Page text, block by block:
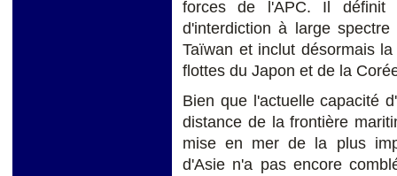
forces de l'APC. Il définit
d'interdiction à large
Taïwan et inclut désormais
flottes du Japon et de la
Bien que l'actuelle capacité
distance de la frontière
mise en mer de la plus
d'Asie n'a pas encore